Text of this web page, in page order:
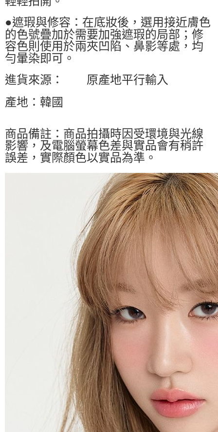
●遮瑕與修容：在底妝後，選用接近膚色
的色號疊加於需要加強遮瑕的局部；修
容色則使用於兩夾凹陷、鼻影等處，均
勻暈染即可。
進貨來源：
原產地平行輸入
產地：韓國
商品備註：商品拍攝時因受環境與光線
影響，及電腦螢幕色差與實品會有稍許
誤差，實際顏色以實品為準。